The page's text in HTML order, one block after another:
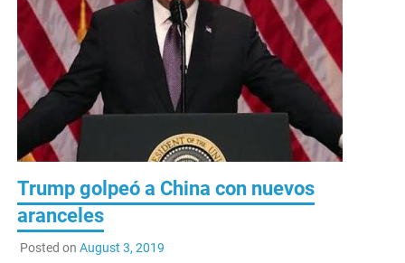
Trump golpeó a China con nuevos
aranceles
Posted on August 3, 2019